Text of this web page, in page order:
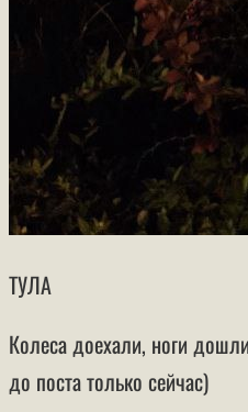
ТУЛА
Колеса доехали, ноги
до поста только сейчас)